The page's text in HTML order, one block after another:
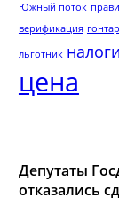
Южный поток
верификация
льготник налоги
цена
Депутаты
отказались